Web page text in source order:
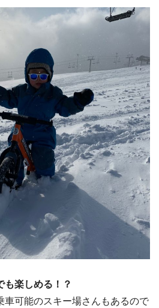
も楽しめる！？
車可能のスキー場さんもあるので